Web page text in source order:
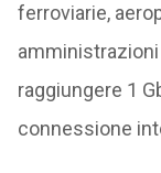
ferroviarie,
raggiungere 1
connessione